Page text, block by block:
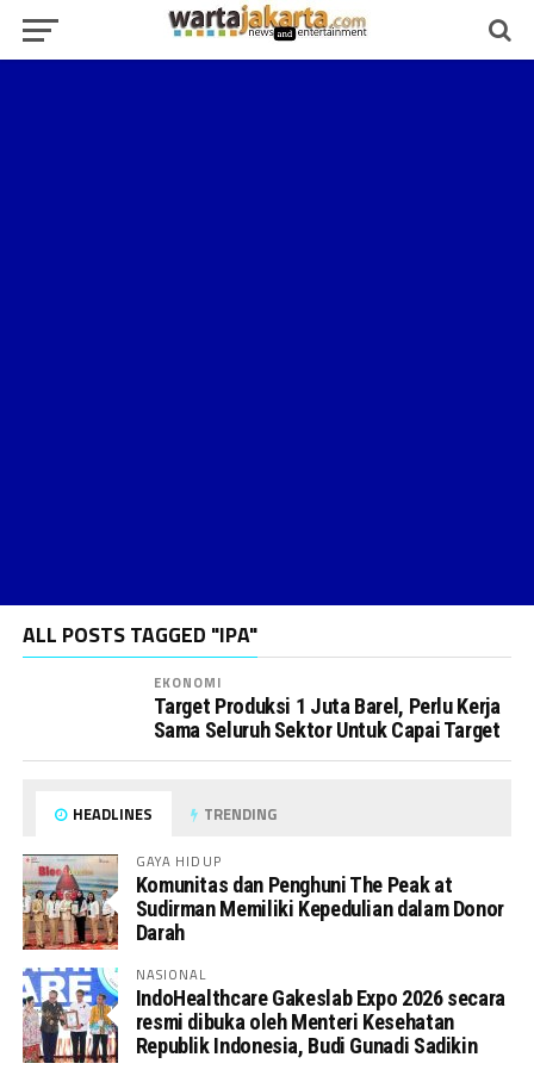
ALL POSTS TAGGED "IPA"
EKONOMI
Target Produksi 1 Juta Barel, Perlu Kerja
Sama Seluruh Sektor Untuk Capai Target
HEADLINES TRENDING
GAYA HIDUP
Komunitas dan Penghuni The Peak at
Sudirman Memiliki Kepedulian dalam Donor
Darah
NASIONAL
IndoHealthcare Gakeslab Expo 2026 secara
resmi dibuka oleh Menteri Kesehatan
Republik Indonesia, Budi Gunadi Sadikin